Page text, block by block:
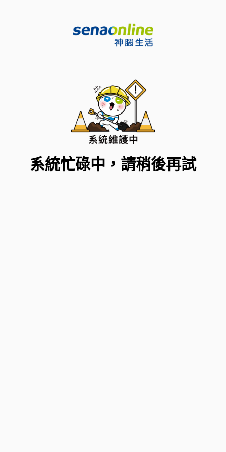
系統忙碌中，請稍後再試